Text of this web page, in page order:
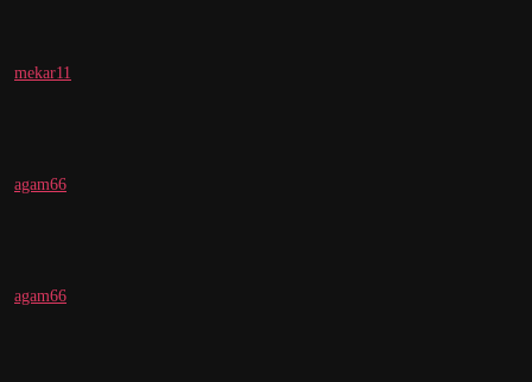
mekar11
agam66
agam66